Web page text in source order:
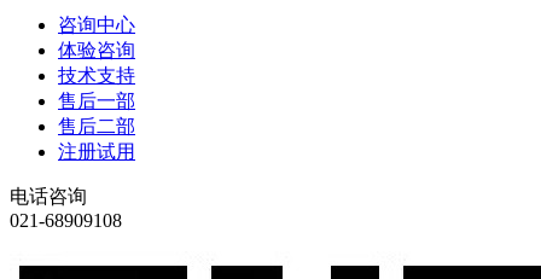
咨询中心
体验咨询
技术支持
售后一部
售后二部
注册试用
电话咨询
021-68909108